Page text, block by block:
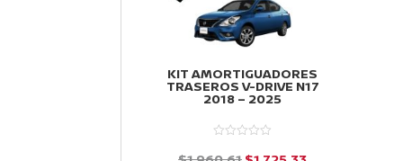
KIT AMORTIGUADORES
TRASEROS V-DRIVE N17
2018 – 2025